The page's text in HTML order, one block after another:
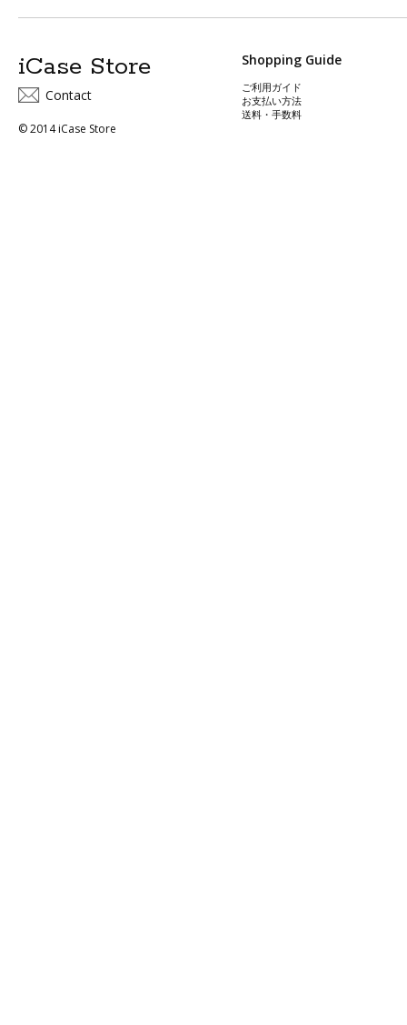
Shopping Guide
ご利用ガイド
お支払い方法
送料・手数料
iCase Store
Contact
© 2014 iCase Store